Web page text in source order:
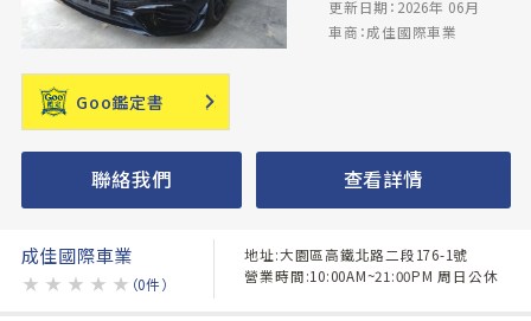
更新日期：2026年 06月
車商：成佳國際車業
Goo鑑定書
聯絡我們 查看詳情
成佳國際車業
★ ★ ★ ★ ★ （0件）
地址:大園區高鐵北路二段176-1號
營業時間:10:00AM~21:00PM 周日公休